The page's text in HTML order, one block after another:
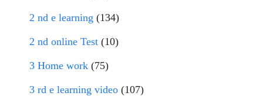
2 nd e learning (134)
2 nd online Test (10)
3 Home work (75)
3 rd e learning video (107)